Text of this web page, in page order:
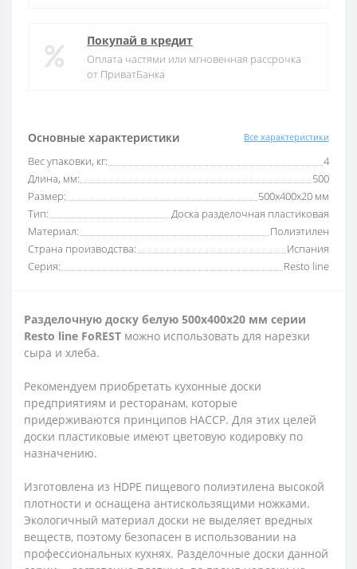
Основные характеристики Все характеристики
Вес упаковки, кг:
4
Длина, мм:
500
Размер:
500х400х20 мм
Тип:
Доска разделочная пластиковая
Материал:
Полиэтилен
Страна производства:
Испания
Серия:
Resto line
Покупай в кредит
Оплата частями или мгновенная рассрочка
от ПриватБанка
Разделочную доску белую 500х400х20 мм серии
Resto line FoREST можно использовать для нарезки
сыра и хлеба.
Рекомендуем приобретать кухонные доски
предприятиям и ресторанам, которые
придерживаются принципов HACCP. Для этих целей
доски пластиковые имеют цветовую кодировку по
назначению.
Изготовлена ​​из HDPE пищевого полиэтилена высокой
плотности и оснащена антискользящими ножками.
Экологичный материал доски не выделяет вредных
веществ, поэтому безопасен в использовании на
профессиональных кухнях. Разделочные доски данной